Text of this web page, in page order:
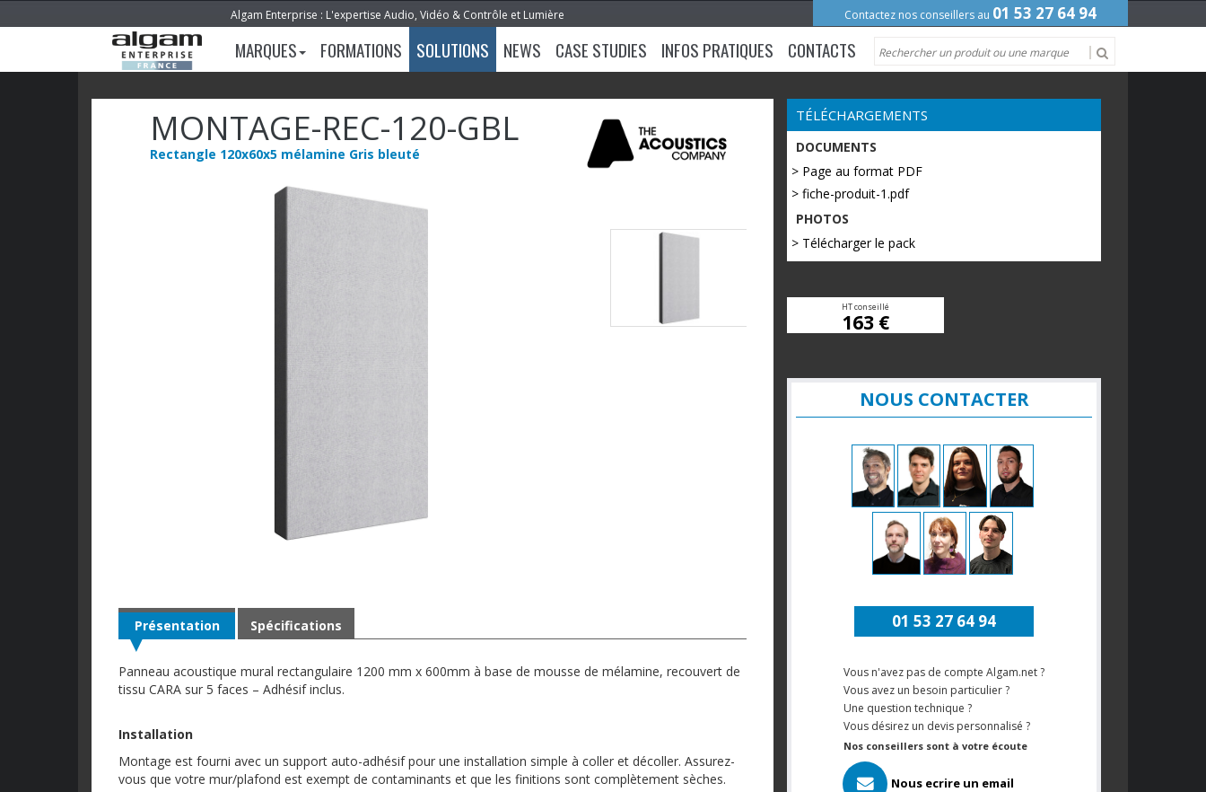
Algam Enterprise : L'expertise Audio, Vidéo & Contrôle et Lumière Contactez nos conseillers au 01 53 27 64 94
MARQUES FORMATIONS SOLUTIONS NEWS CASE STUDIES INFOS PRATIQUES CONTACTS
MONTAGE-REC-120-GBL
Rectangle 120x60x5 mélamine Gris bleuté
Présentation
Panneau acoustique mural rectangulaire 1200 mm x 600mm à base de mousse de mélamine, recouvert de
tissu CARA sur 5 faces – Adhésif inclus.
Installation
Montage est fourni avec un support auto-adhésif pour une installation simple à coller et décoller. Assurez-
vous que votre mur/plafond est exempt de contaminants et que les finitions sont complètement sèches.
Spécifications
TÉLÉCHARGEMENTS
DOCUMENTS
> Page au format PDF
> fiche-produit-1.pdf
PHOTOS
> Télécharger le pack
HT conseillé
163 €
NOUS CONTACTER
01 53 27 64 94
Vous n'avez pas de compte Algam.net ?
Vous avez un besoin particulier ?
Une question technique ?
Vous désirez un devis personnalisé ?
Nos conseillers sont à votre écoute
Nous ecrire un email